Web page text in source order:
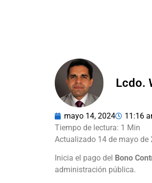
Lcdo.
mayo 14, 2024 11:16
Actualizado 14 de mayo de
Inicia el pago del Bono
administración pública.